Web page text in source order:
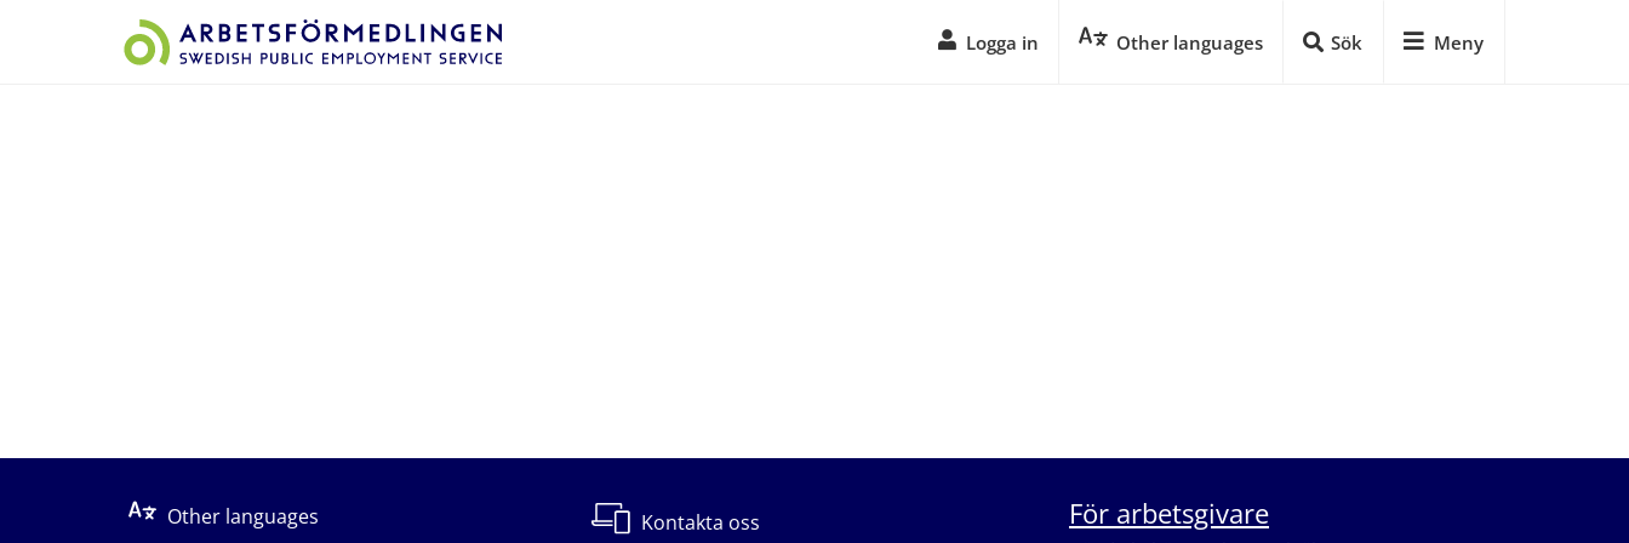
Logga in Other languages Sök Meny
Other languages
Kontakta oss För arbetsgivare